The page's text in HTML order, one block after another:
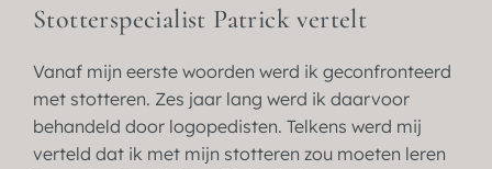
Stotterspecialist Patrick vertelt
Vanaf mijn eerste woorden werd ik geconfronteerd
met stotteren. Zes jaar lang werd ik daarvoor
behandeld door logopedisten. Telkens werd mij
verteld dat ik met mijn stotteren zou moeten leren